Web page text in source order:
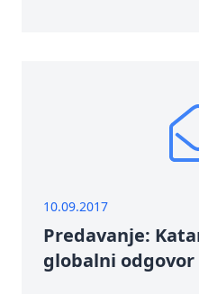
10.09.2017
Predavanje:
globalni odgovor